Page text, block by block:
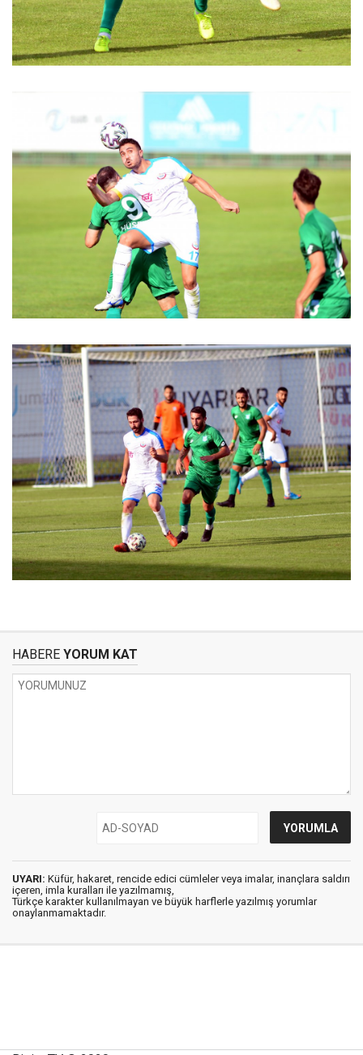
HABERE YORUM KAT
UYARI: Küfür, hakaret, rencide edici cümleler veya imalar, inançlara saldırı
içeren, imla kuralları ile yazılmamış,
Türkçe karakter kullanılmayan ve büyük harflerle yazılmış yorumlar
onaylanmamaktadır.